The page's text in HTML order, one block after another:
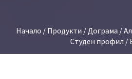
Начало / Продукти /Дограма /
Студен профил /